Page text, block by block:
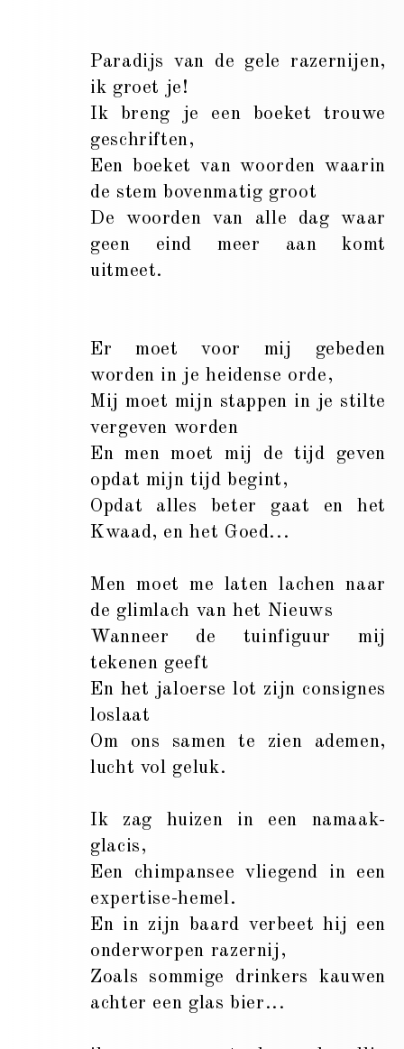
Paradijs van de gele razernijen,
ik groet je!
Ik breng je een boeket trouwe
geschriften,
Een boeket van woorden waarin
de stem bovenmatig groot
De woorden van alle dag waar
geen eind meer aan komt
uitmeet.
Er moet voor mij gebeden
worden in je heidense orde,
Mij moet mijn stappen in je stilte
vergeven worden
En men moet mij de tijd geven
opdat mijn tijd begint,
Opdat alles beter gaat en het
Kwaad, en het Goed...
Men moet me laten lachen naar
de glimlach van het Nieuws
Wanneer de tuinfiguur mij
tekenen geeft
En het jaloerse lot zijn consignes
loslaat
Om ons samen te zien ademen,
lucht vol geluk.
Ik zag huizen in een namaak-
glacis,
Een chimpansee vliegend in een
expertise-hemel.
En in zijn baard verbeet hij een
onderworpen razernij,
Zoals sommige drinkers kauwen
achter een glas bier...